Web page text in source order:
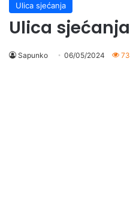
Ulica sjećanja
Ulica
Sapunko 06/05/2024